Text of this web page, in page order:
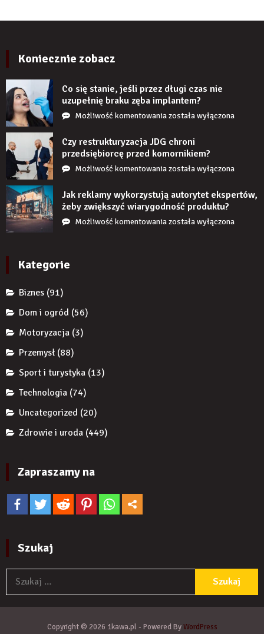
zamontowaniu?
Koniecznie zobacz
Co się stanie, jeśli przez długi czas nie
uzupełnię braku zęba implantem?
Możliwość komentowaniaCo
stanie,
jeśli
przez
czas
nie
uzupełnię
braku
została wyłączona
Czy restrukturyzacja JDG chroni
przedsiębiorcę przed komornikiem?
Możliwość komentowaniaCzy
JDG
chroni
przedsiębiorcę
została wyłączona
Jak reklamy wykorzystują autorytet ekspertów,
żeby zwiększyć wiarygodność produktu?
Możliwość komentowaniaJak
została wyłączona
Kategorie
Biznes (91)
Dom i ogród (56)
Motoryzacja (3)
Przemysł (88)
Sport i turystyka (13)
Technologia (74)
Uncategorized (20)
Zdrowie i uroda (449)
Zapraszamy na
Szukaj
Copyright © 2026 1kawa.pl - Powered ByWordPress